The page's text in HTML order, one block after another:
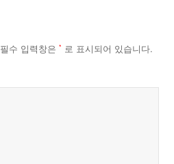
필수 입력창은* 로 표시되어 있습니다.